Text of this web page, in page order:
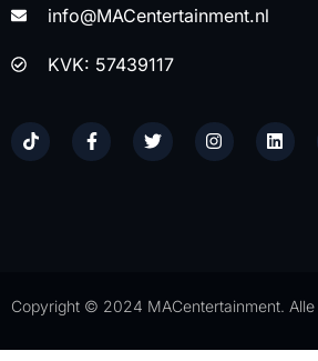
info@MACentertainment.nl
KVK: 57439117
Copyright © 2024 MACentertainment.